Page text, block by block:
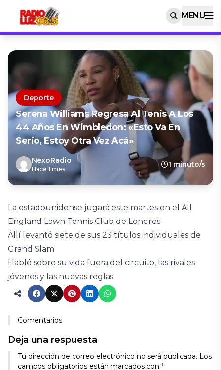
MENU
Deporte
Serena Williams Regresa Al Tenis A Los
44 Años En Wimbledon: «Esto Va En
Serio, Estoy Otra Vez Acá»
NexoRadio
Hace 1 mes
1 minuto/s
La estadounidense jugará este martes en el All
England Lawn Tennis Club de Londres.
Allí levantó siete de sus 23 títulos individuales de
Grand Slam.
Habló sobre su vida fuera del circuito, las rivales
jóvenes y las nuevas reglas.
Comentarios
Deja una respuesta
Tu dirección de correo electrónico no será publicada. Los
campos obligatorios están marcados con *